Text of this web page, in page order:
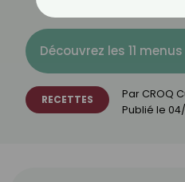
Découvrez les 11 menus
RECETTES Par CROQ
Publié le